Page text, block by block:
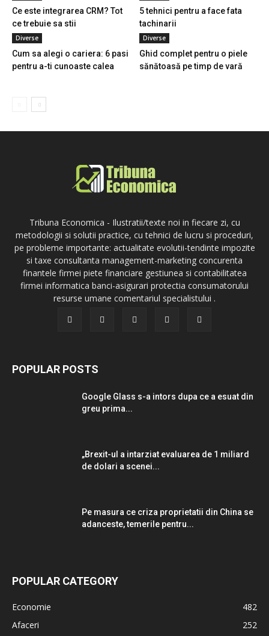
Ce este integrarea CRM? Tot
ce trebuie sa stii
5 tehnici pentru a face fata
tachinarii
Diverse
Cum sa alegi o cariera: 6 pasi
pentru a-ti cunoaste calea
Diverse
Ghid complet pentru o piele
sănătoasă pe timp de vară
Tribuna Economica - Ilustratii/texte noi in fiecare zi, cu
metodologii si solutii practice, cu tehnici de lucru si proceduri,
pe probleme importante: actualitate evolutii-tendinte impozite
si taxe consultanta management-marketing concurenta
finantele firmei piete financiare gestiunea si contabilitatea
firmei informatica banci-asigurari protectia consumatorului
resurse umane comentariul specialistului .
POPULAR POSTS
Google Glass s-a intors dupa ce a esuat din
greu prima...
„Brexit-ul a intarziat evaluarea de 1 miliard
de dolari a scenei...
Pe masura ce criza proprietatii din China se
adanceste, temerile pentru...
POPULAR CATEGORY
Economie
482
Afaceri
252